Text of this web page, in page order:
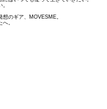
のギア、MOVESME。
。